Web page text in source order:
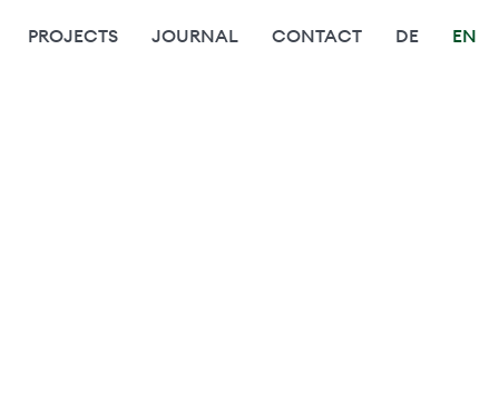
PROJECTS JOURNAL CONTACT DE EN